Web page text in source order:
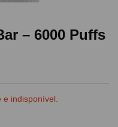
– 6000 Puffs
indisponível.